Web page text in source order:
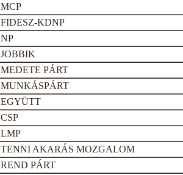
MCP
FIDESZ-KDNP
NP
JOBBIK
MEDETE PÁRT
MUNKÁSPÁRT
EGYÜTT
CSP
LMP
TENNI AKARÁS MOZGALOM
REND PÁRT